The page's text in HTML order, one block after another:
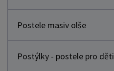
Postele masiv olše
Postýlky - postele pro děti